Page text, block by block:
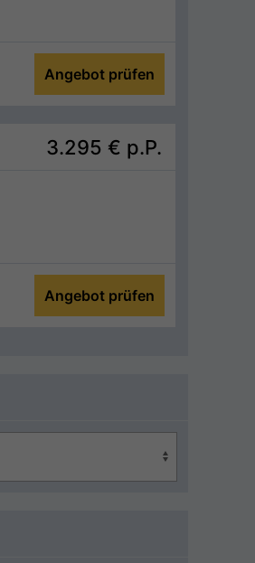
Angebot prüfen
3.295 € p.P.
Angebot prüfen